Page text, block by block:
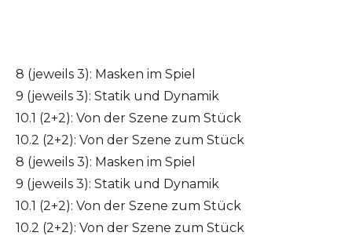
8 (jeweils 3): Masken im Spiel
9 (jeweils 3): Statik und Dynamik
10.1 (2+2): Von der Szene zum Stück
10.2 (2+2): Von der Szene zum Stück
8 (jeweils 3): Masken im Spiel
9 (jeweils 3): Statik und Dynamik
10.1 (2+2): Von der Szene zum Stück
10.2 (2+2): Von der Szene zum Stück